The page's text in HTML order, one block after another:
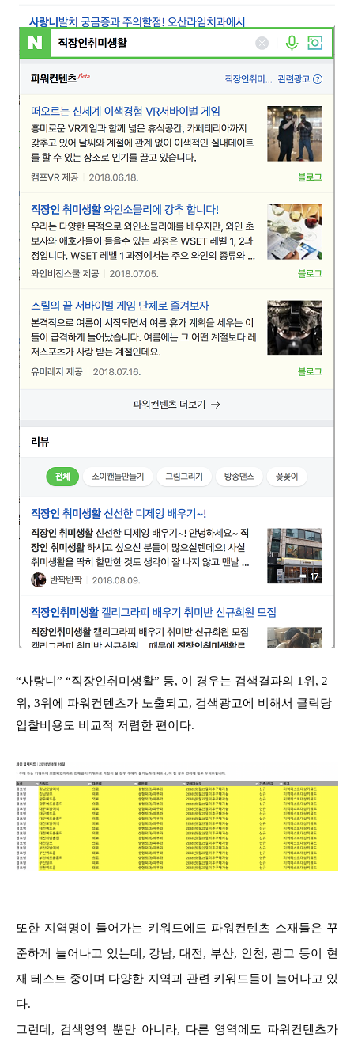
“사랑니” “직장인취미생활” 등, 이 경우는 검색결과의 1위, 2
위, 3위에 파워컨텐츠가 노출되고, 검색광고에 비해서 클릭당
입찰비용도 비교적 저렴한 편이다.
또한 지역명이 들어가는 키워드에도 파워컨텐츠 소재들은 꾸
준하게 늘어나고 있는데, 강남, 대전, 부산, 인천, 광고 등이 현
재 테스트 중이며 다양한 지역과 관련 키워드들이 늘어나고 있
다.
그런데, 검색영역 뿐만 아니라, 다른 영역에도 파워컨텐츠가